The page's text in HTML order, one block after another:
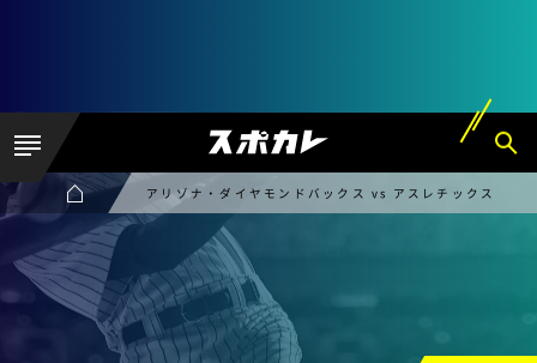
アリゾナ・ダイヤモンドバックス vs アスレチックス